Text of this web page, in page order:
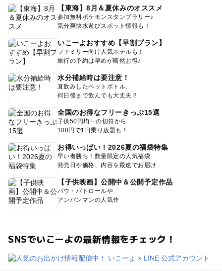
【東海】8月＆夏休みのオススメ
参加無料ポケモンスタンプラリー♪
気分爽快水遊びスポット情報も！
いこーよおすすめ【早割プラン】
ファミリー向け人気ホテルも！
旅行の予約は早めが断然お得♪
水分補給時は要注意！
直飲みしたペットボトル、
何日後まで飲んでも大丈夫？
全国のお得なフリーきっぷ15選
子供50円均一の切符から
100円で1日乗り放題も！
お得いっぱい！2026夏の福袋特集
早い者勝ち！数量限定の人気福袋
発売日や価格、内容を最速でお届け
【子供映画】公開中＆公開予定作品
パウ・パトロールや
アンパンマンの人気作
SNSでいこーよの最新情報をチェック！